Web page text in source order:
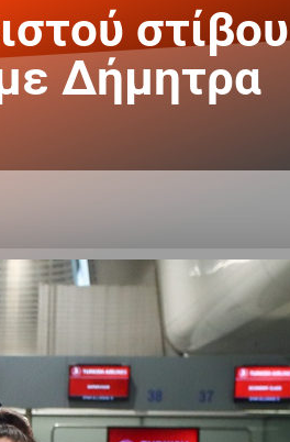
στίβου
Δήμητρα